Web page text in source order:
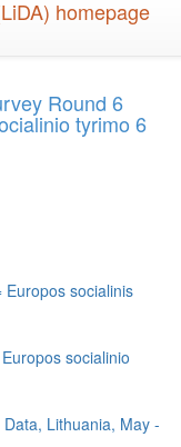
Round 6
tyrimo 6
Europos socialinis
socialinio
Lithuania, May -